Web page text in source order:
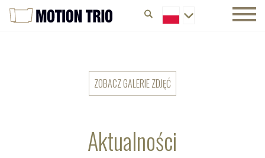
Aktualności
ZOBACZ GALERIE ZDJĘĆ